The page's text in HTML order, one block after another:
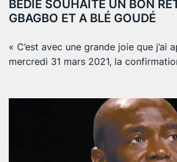
BEDIE SOUHAITE UN BON
GBAGBO ET A BLÉ GOUDÉ
« C’est avec une grande joie que j’ai
mercredi 31 mars 2021, la